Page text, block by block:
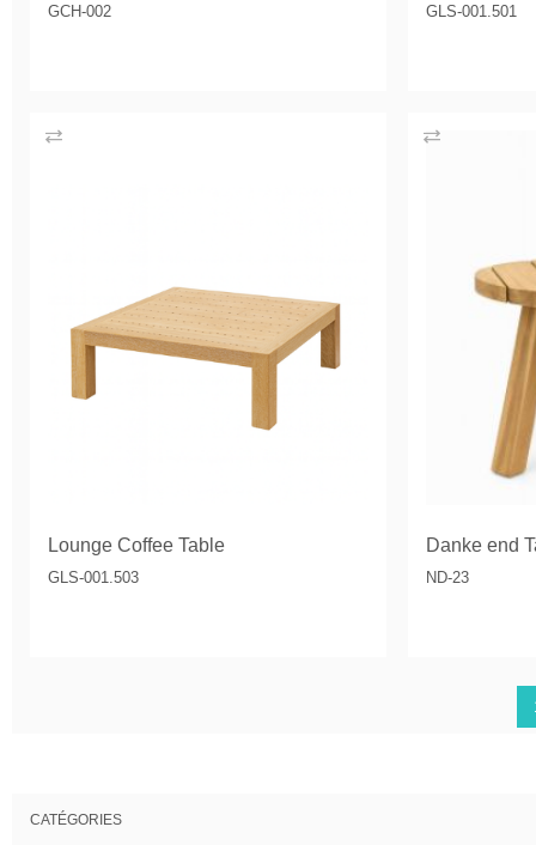
GCH-002 GLS-001.501
Lounge Coffee Table
GLS-001.503
Danke end
ND-23
CATÉGORIES